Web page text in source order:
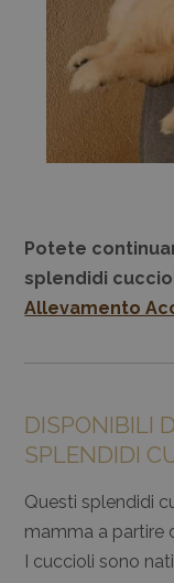
Potete
splendidi
Allevamento
DISPONIBILI
SPLENDIDI
Questi splendidi
mamma a partire
I cuccioli sono